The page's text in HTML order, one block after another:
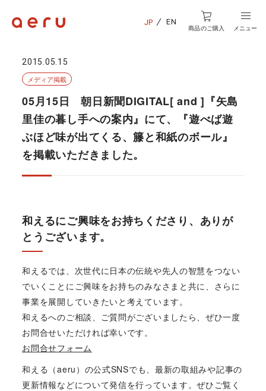
JP EN
商品のご購入 メニュー
2015.05.15
メディア掲載
05月15日 朝日新聞DIGITAL[ and ]『矢島
里佳の暮し手への案内』にて、『遊べば遊
ぶほど味が出てくる、籐と和紙のボール』
を掲載いただきました。
和えるにご興味をお持ちくださり、ありが
とうございます。
和えるでは、次世代に日本の伝統や先人の智慧をつない
でいくことにご興味をお持ちのみなさまと共に、さらに
事業を展開していきたいと考えています。
和えるへのご相談、ご質問がございましたら、ぜひ一度
お問合せいただければ幸いです。
お問合せフォーム
和える（aeru）の公式SNSでも、最新の取組みや記事の
更新情報などについて発信を行っています。ぜひご覧く